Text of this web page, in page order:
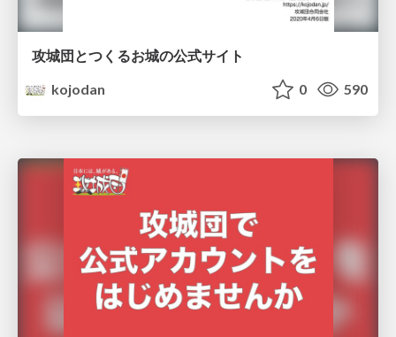
攻城団とつくるお城の公式サイト
kojodan
0 590